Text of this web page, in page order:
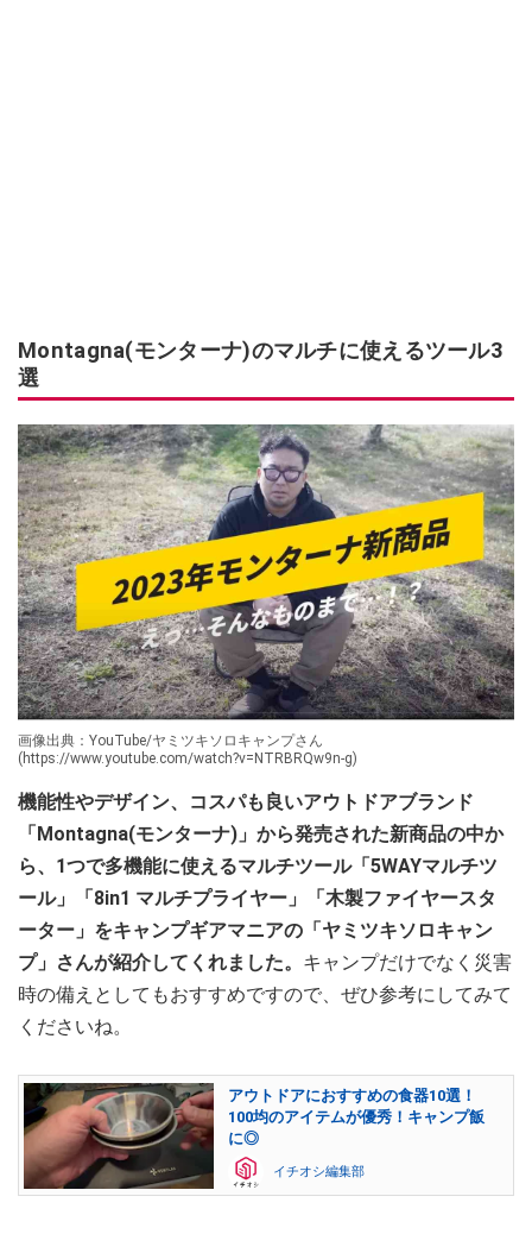
Montagna(モンターナ)のマルチに使えるツール3
選
画像出典：YouTube/ヤミツキソロキャンプさん
(https://www.youtube.com/watch?v=NTRBRQw9n-g)
機能性やデザイン、コスパも良いアウトドアブランド
「Montagna(モンターナ)」から発売された新商品の中か
ら、1つで多機能に使えるマルチツール「5WAYマルチツ
ール」「8in1 マルチプライヤー」「木製ファイヤースタ
ーター」をキャンプギアマニアの「ヤミツキソロキャン
プ」さんが紹介してくれました。 キャンプだけでなく災害
時の備えとしてもおすすめですので、ぜひ参考にしてみて
くださいね。
アウトドアにおすすめの食器10選！
100均のアイテムが優秀！キャンプ飯
に◎
イチオシ編集部